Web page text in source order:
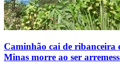
Caminhão cai de ribanceira
Minas morre ao ser